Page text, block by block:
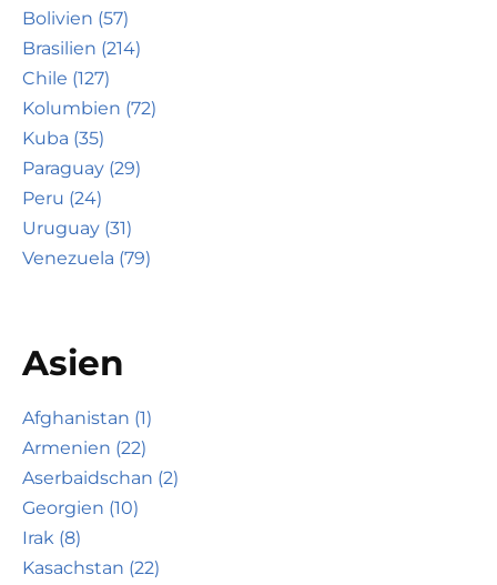
Bolivien (57)
Brasilien (214)
Chile (127)
Kolumbien (72)
Kuba (35)
Paraguay (29)
Peru (24)
Uruguay (31)
Venezuela (79)
Asien
Afghanistan (1)
Armenien (22)
Aserbaidschan (2)
Georgien (10)
Irak (8)
Kasachstan (22)